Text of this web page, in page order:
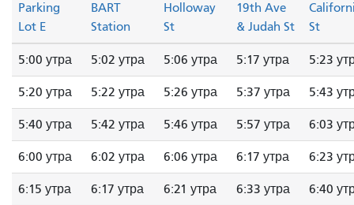
Parking
Lot E
BART
Station
Holloway
St
19th Ave
& Judah St
St
5:00 утра 5:02 утра 5:06 утра 5:17 утра 5:23
5:20 утра 5:22 утра 5:26 утра 5:37 утра 5:43
5:40 утра 5:42 утра 5:46 утра 5:57 утра 6:03
6:00 утра 6:02 утра 6:06 утра 6:17 утра 6:23
6:15 утра 6:17 утра 6:21 утра 6:33 утра 6:40